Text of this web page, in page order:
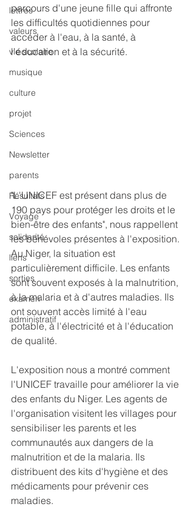
lettres
valeurs
vie scolaire
musique
culture
projet
Sciences
Newsletter
parents
Résultats
Voyage
solidarité
liens
sorties
examen
administratif
parcours d'une jeune fille qui affronte
les difficultés quotidiennes pour
accéder à l'eau, à la santé, à
l'éducation et à la sécurité.
"L'UNICEF est présent dans plus de
190 pays pour protéger les droits et le
bien-être des enfants", nous rappellent
les bénévoles présentes à l'exposition.
Au Niger, la situation est
particulièrement difficile. Les enfants
sont souvent exposés à la malnutrition,
à la malaria et à d'autres maladies. Ils
ont souvent accès limité à l'eau
potable, à l'électricité et à l'éducation
de qualité.
L'exposition nous a montré comment
l'UNICEF travaille pour améliorer la vie
des enfants du Niger. Les agents de
l'organisation visitent les villages pour
sensibiliser les parents et les
communautés aux dangers de la
malnutrition et de la malaria. Ils
distribuent des kits d'hygiène et des
médicaments pour prévenir ces
maladies.